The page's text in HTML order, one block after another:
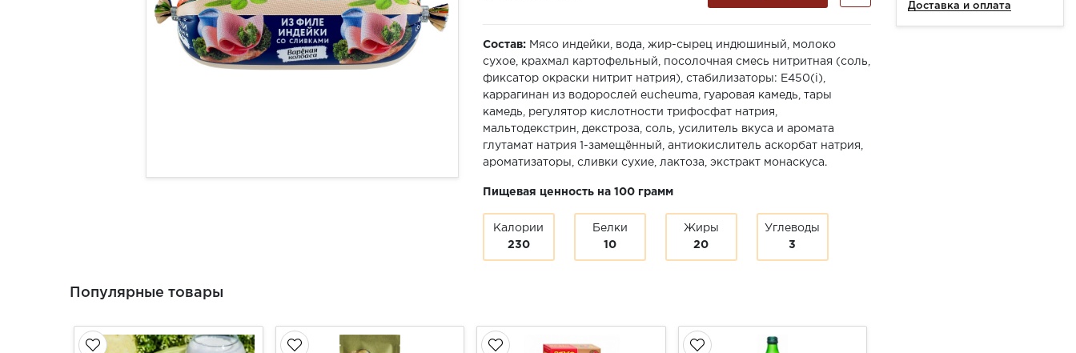
Состав: Мясо индейки, вода, жир-сырец индюшиный, молоко
сухое, крахмал картофельный, посолочная смесь нитритная (соль,
фиксатор окраски нитрит натрия), стабилизаторы: Е450(i),
каррагинан из водорослей eucheuma, гуаровая камедь, тары
камедь, регулятор кислотности трифосфат натрия,
мальтодекстрин, декстроза, соль, усилитель вкуса и аромата
глутамат натрия 1-замещённый, антиокислитель аскорбат натрия,
ароматизаторы, сливки сухие, лактоза, экстракт монаскуса.
Пищевая ценность на 100 грамм
Калории
230
Белки
10
Жиры
20
Углеводы
3
Популярные товары
Доставка и оплата